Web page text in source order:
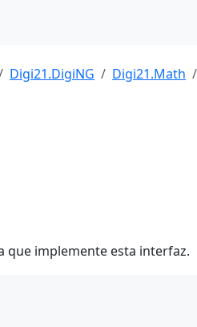
Digi21.DigiNG Digi21.Math
que implemente esta interfaz.